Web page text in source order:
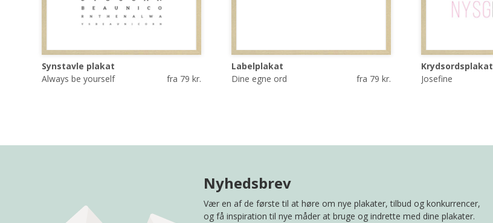
Synstavle plakat
Always be yourself
fra 79 kr.
Labelplakat
Dine egne ord
fra 79 kr.
Krydsordsplakat
Josefine
Nyhedsbrev
Vær en af de første til at høre om nye plakater, tilbud og konkurrencer,
og få inspiration til nye måder at bruge og indrette med dine plakater.